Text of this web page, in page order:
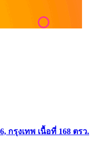
กรุงเทพ เนื้อที่ 168 ตรว.